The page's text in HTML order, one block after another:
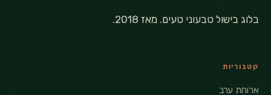
בלוג בישול טבעוני טעים. מאז 2018.
קטגוריות
ארוחת ערב